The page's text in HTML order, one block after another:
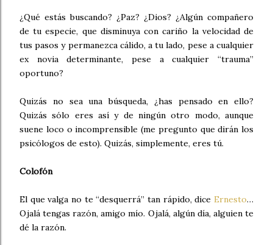
¿Qué estás buscando? ¿Paz? ¿Dios? ¿Algún compañero
de tu especie, que disminuya con cariño la velocidad de
tus pasos y permanezca cálido, a tu lado, pese a cualquier
ex novia determinante, pese a cualquier “trauma”
oportuno?
Quizás no sea una búsqueda, ¿has pensado en ello?
Quizás sólo eres así y de ningún otro modo, aunque
suene loco o incomprensible (me pregunto que dirán los
psicólogos de esto). Quizás, simplemente, eres tú.
Colofón
El que valga no te “desquerrá” tan rápido, dice Ernesto…
Ojalá tengas razón, amigo mío. Ojalá, algún día, alguien te
dé la razón.